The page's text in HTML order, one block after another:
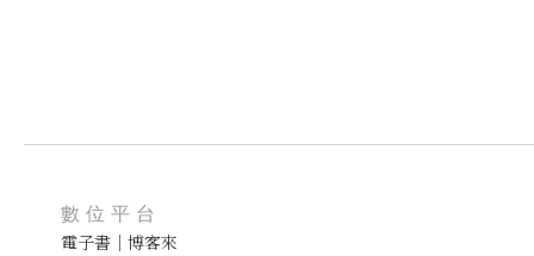
數位平台
電子書｜博客來